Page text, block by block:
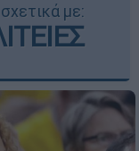
με: